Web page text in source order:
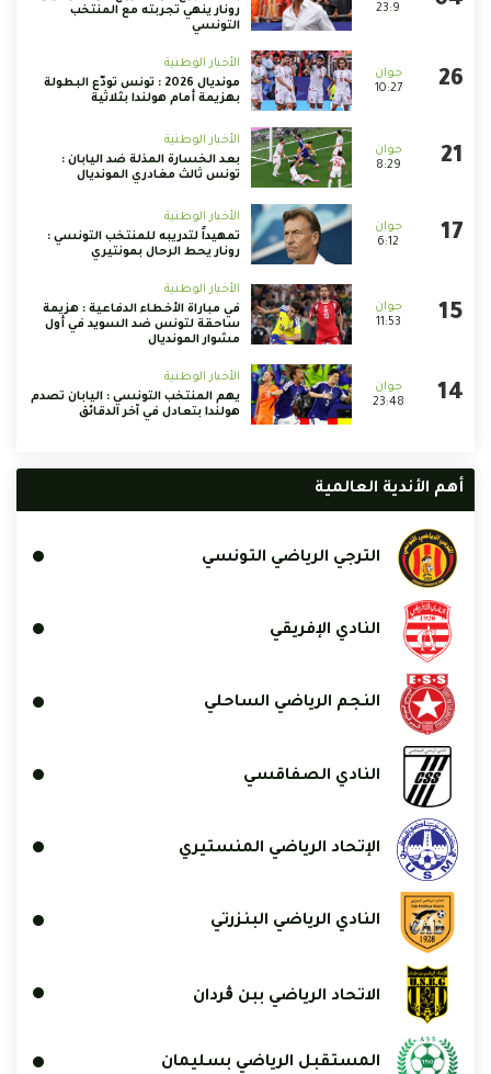
23:9
رونار ينهي تجربته مع المنتخب
التونسي
10:27
الأخبار الوطنية
مونديال 2026 : تونس تودّع البطولة
بهزيمة أمام هولندا بثلاثية
8:29
الأخبار الوطنية
بعد الخسارة المذلة ضد اليابان :
تونس ثالث مغادري المونديال
6:12
الأخبار الوطنية
تمهيداً لتدريبه للمنتخب التونسي :
رونار يحط الرحال بمونتيري
11:53
الأخبار الوطنية
في مباراة الأخطاء الدفاعية : هزيمة
ساحقة لتونس ضد السويد في أول
مشوار المونديال
23:48
الأخبار الوطنية
يهم المنتخب التونسي : اليابان تصدم
هولندا بتعادل في آخر الدقائق
أهم الأندية العالمية
الترجي الرياضي التونسي
النادي الإفريقي
النجم الرياضي الساحلي
النادي الصفاقسي
الإتحاد الرياضي المنستيري
النادي الرياضي البنزرتي
الاتحاد الرياضي ببن ڨردان
المستقبل الرياضي بسليمان